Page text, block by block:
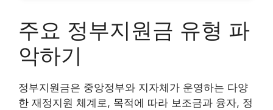
주요 정부지원금 유형 파
악하기
정부지원금은 중앙정부와 지자체가 운영하는 다양
한 재정지원 체계로, 목적에 따라 보조금과 융자, 정